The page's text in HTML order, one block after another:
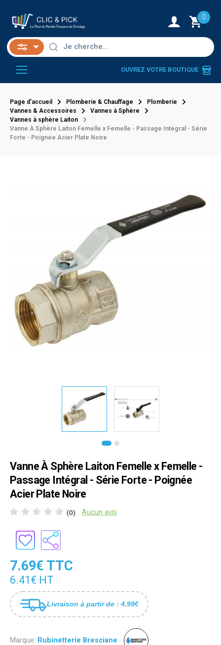
0
OUVREZ VOTRE BOUTIQUE
Page d'accueil Plomberie & Chauffage
Plomberie
Vannes & Accessoires
Vannes à Sphère
Vannes à sphère Laiton
Vanne À Sphère Laiton Femelle x Femelle - Passage Intégral - Série
Forte - Poignée Acier Plate Noire
Vanne À Sphère Laiton Femelle x Femelle -
Passage Intégral - Série Forte - Poignée
Acier Plate Noire
(0) Aucun avis
7.69€ TTC
6.41€ HT
Livraison à partir de : 4.99€
Marque: Rubinetterie Bresciane